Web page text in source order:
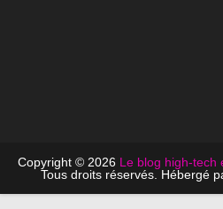
Copyright © 2026 Le blog high-tech
Tous droits réservés. Hébergé